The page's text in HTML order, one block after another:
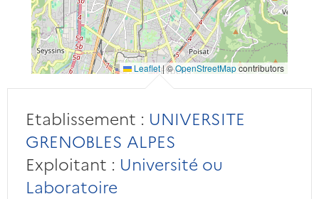
Leaflet|©OpenStreetMapcontributors
Etablissement : UNIVERSITE
GRENOBLES ALPES
Exploitant : Université ou
Laboratoire